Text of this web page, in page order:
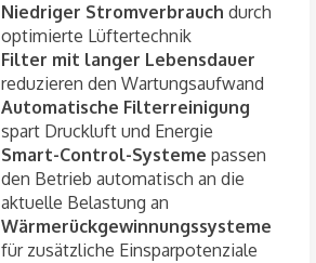
Niedriger Stromverbrauch durch
optimierte Lüftertechnik
Filter mit langer Lebensdauer
reduzieren den Wartungsaufwand
Automatische Filterreinigung
spart Druckluft und Energie
Smart-Control-Systeme passen
den Betrieb automatisch an die
aktuelle Belastung an
Wärmerückgewinnungssysteme
für zusätzliche Einsparpotenziale